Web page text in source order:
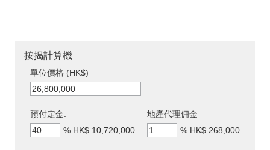
按揭計算機
單位價格 (HK$)
預付定金:
% HK$ 10,720,000
地產代理佣金
% HK$ 268,000